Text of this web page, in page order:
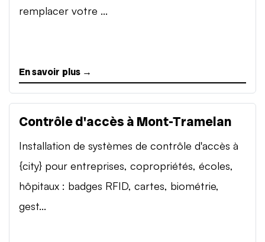
remplacer votre ...
En savoir plus →
Contrôle d'accès à Mont-Tramelan
Installation de systèmes de contrôle d'accès à
{city} pour entreprises, copropriétés, écoles,
hôpitaux : badges RFID, cartes, biométrie,
gest...